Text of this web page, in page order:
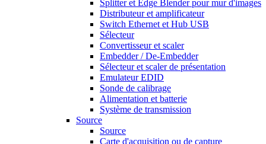
Splitter et Edge Blender pour mur d'images
Distributeur et amplificateur
Switch Ethernet et Hub USB
Sélecteur
Convertisseur et scaler
Embedder / De-Embedder
Sélecteur et scaler de présentation
Emulateur EDID
Sonde de calibrage
Alimentation et batterie
Système de transmission
Source
Source
Carte d'acquisition ou de capture